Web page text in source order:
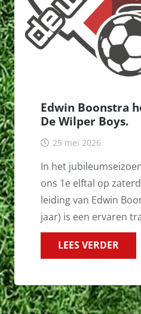
Edwin Boonstra
De Wilper Boys.
25 mei 2026
In het
ons 1e elftal op
leiding van Edwin
jaar) is een ervaren
LEES VERDER